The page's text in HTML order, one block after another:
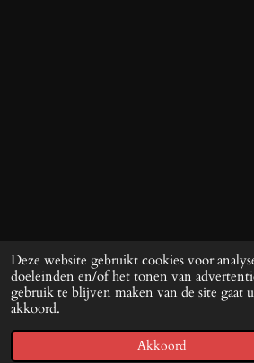
Deze website gebruikt cookies voor
doeleinden en/of het tonen van
gebruik te blijven maken van de site gaat
akkoord.
Akkoord
Telefoonnummer